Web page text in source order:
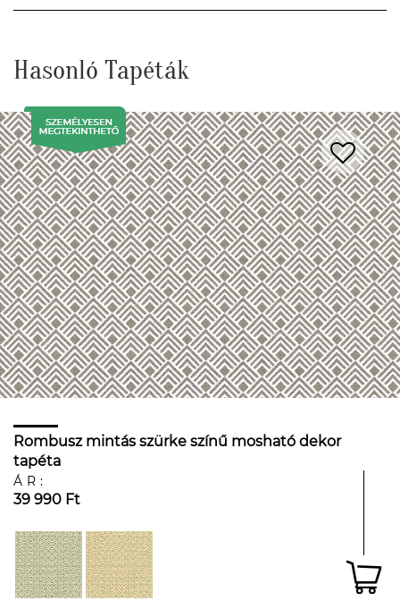
Hasonló Tapéták
Rombusz mintás szürke színű mosható dekor
tapéta
ÁR:
39 990 Ft